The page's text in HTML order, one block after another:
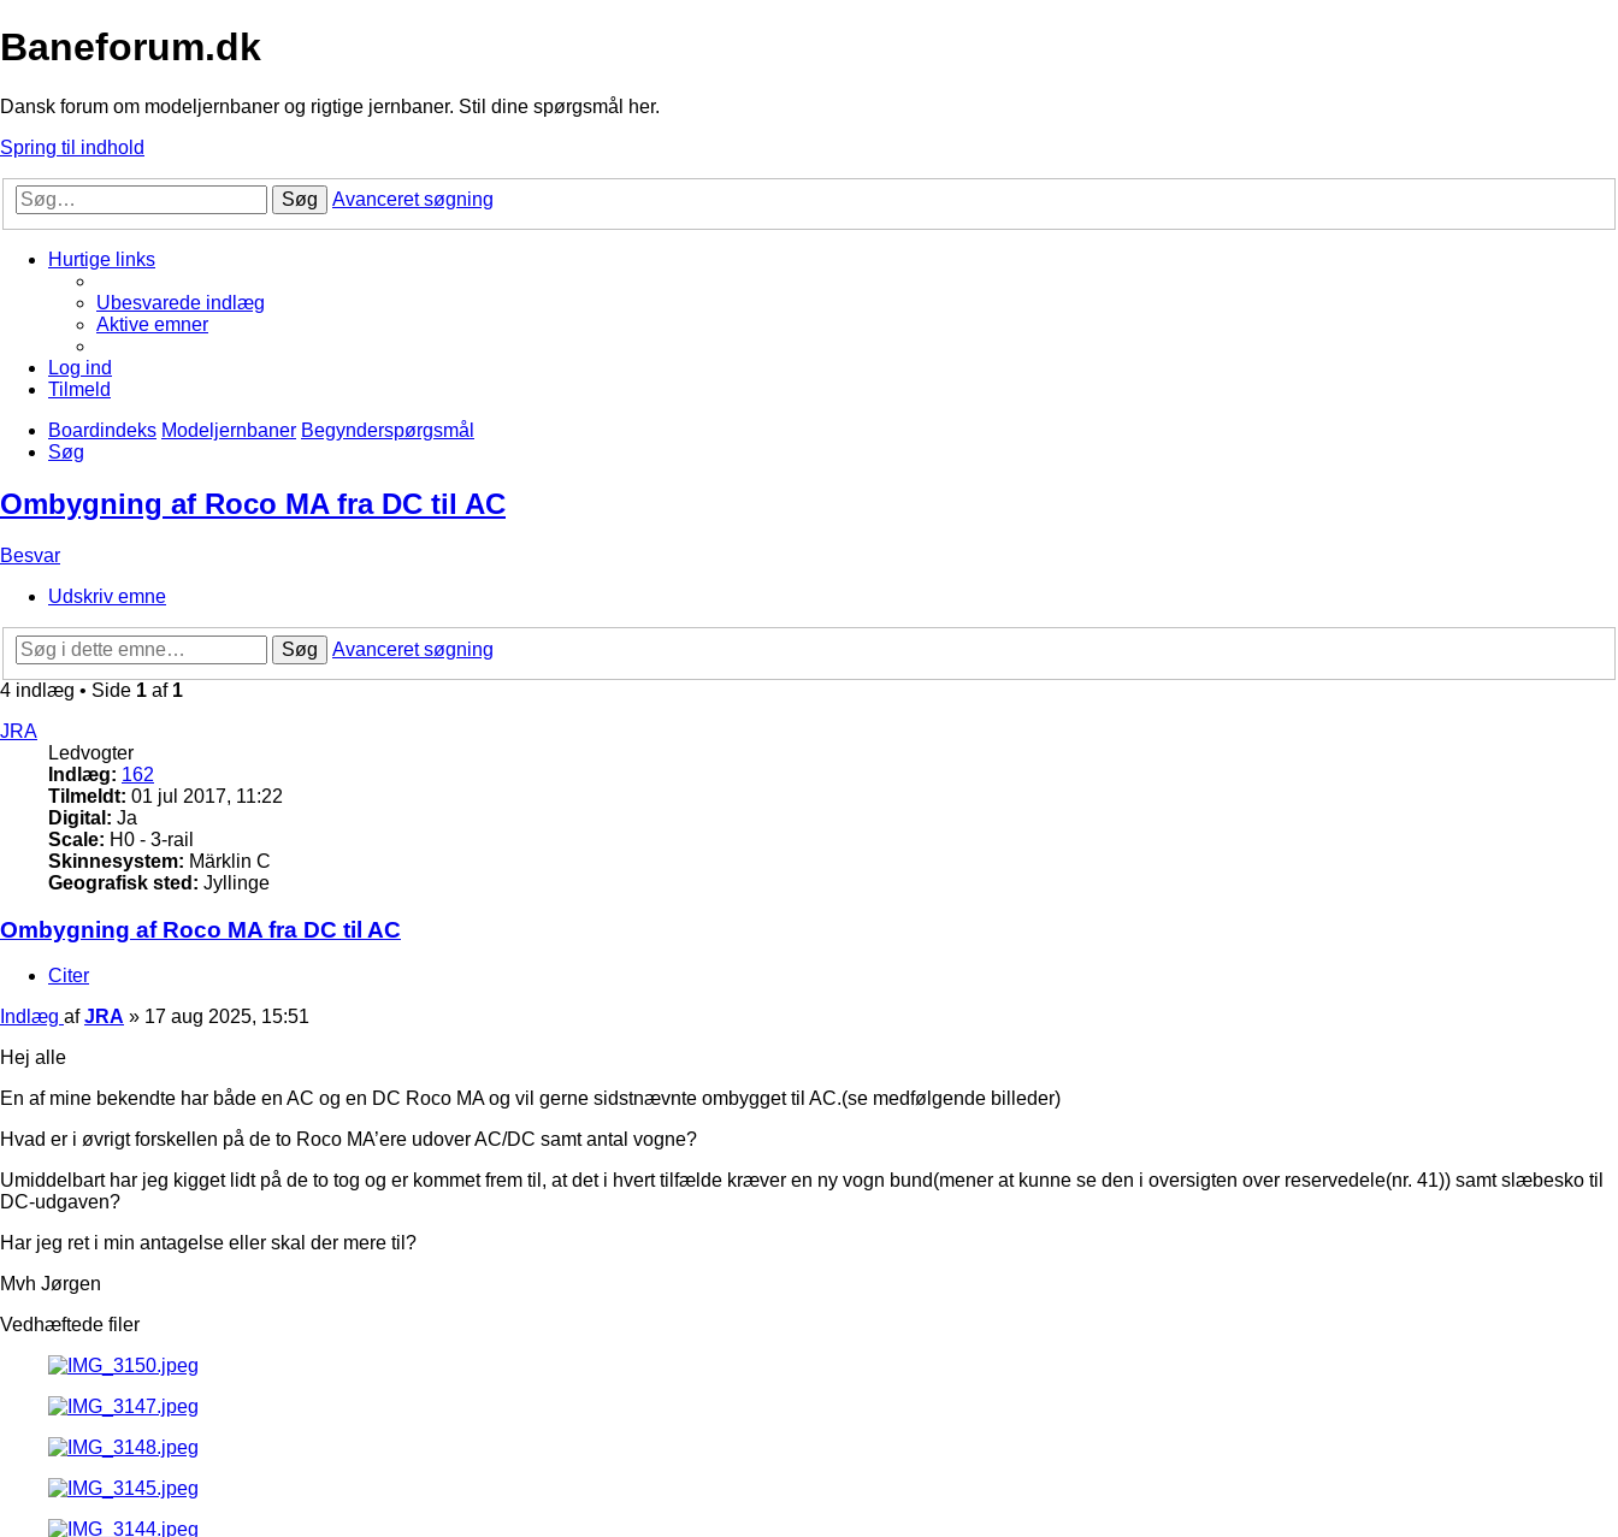
Baneforum.dk
Dansk forum om modeljernbaner og rigtige jernbaner. Stil dine spørgsmål her.
Spring til indhold
Søg Avanceret søgning
Hurtige links
Ubesvarede indlæg
Aktive emner
Log ind
Tilmeld
Boardindeks Modeljernbaner Begynderspørgsmål
Søg
Ombygning af Roco MA fra DC til AC
Besvar
Udskriv emne
Søg
Avanceret søgning
4 indlæg • Side 1 af 1
JRA
Ledvogter
Indlæg: 162
Tilmeldt: 01 jul 2017, 11:22
Digital: Ja
Scale: H0 - 3-rail
Skinnesystem: Märklin C
Geografisk sted: Jyllinge
Ombygning af Roco MA fra DC til AC
Citer
Indlæg afJRA » 17 aug 2025, 15:51
Hej alle
En af mine bekendte har både en AC og en DC Roco MA og vil gerne sidstnævnte ombygget til AC.(se medfølgende billeder)
Hvad er i øvrigt forskellen på de to Roco MA’ere udover AC/DC samt antal vogne?
Umiddelbart har jeg kigget lidt på de to tog og er kommet frem til, at det i hvert tilfælde kræver en ny vogn bund(mener at kunne se den i oversigten over reservedele(nr. 41)) samt slæbesko til
DC-udgaven?
Har jeg ret i min antagelse eller skal der mere til?
Mvh Jørgen
Vedhæftede filer